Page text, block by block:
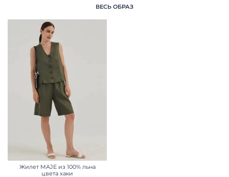
ВЕСЬ ОБРАЗ
Жилет MAJE из 100% льна
цвета хаки